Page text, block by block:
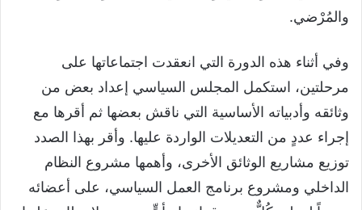
والمُرْضي.
وفي أثناء هذه الدورة التي انعقدت اجتماعاتها على
مرحلتين، استكمل المجلس السياسي إعداد بعض من
وثائقه وأدبياته الأساسية التي ناقش بعضها ثم أقرها مع
إجراء عددٍ من التعديلات الواردة عليها. وأقر بهذا الصدد
توزيع مشاريع الوثائق الأخرى، وأهمها مشروع النظام
الداخلي ومشروع برنامج العمل السياسي، على أعضائه